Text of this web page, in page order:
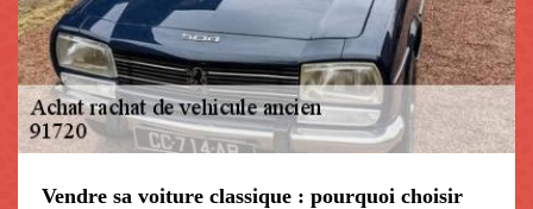
Vendre sa voiture classique : pourquoi choisir